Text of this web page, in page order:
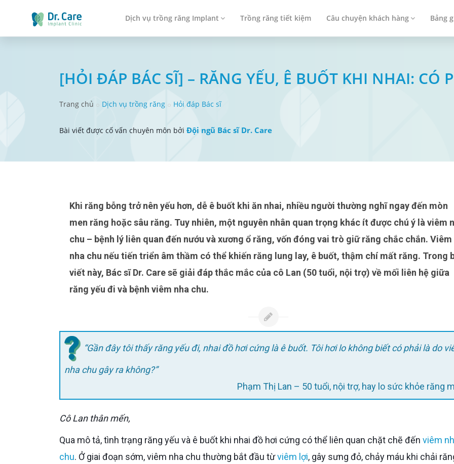
Dịch vụ trồng răng Implant Trồng răng tiết kiệm Câu chuyện khách hàng Bảng
[HỎI ĐÁP BÁC SĨ] – RĂNG YẾU, Ê BUỐT KHI NHAI: CÓ
Trang chủ Dịch vụ trồng răng Hỏi đáp Bác sĩ
Bài viết được cố vấn chuyên môn bởi Đội ngũ Bác sĩ Dr. Care
Khi răng bỗng trở nên yếu hơn, dễ ê buốt khi ăn nhai, nhiều người thường nghĩ ngay đến mòn
men răng hoặc sâu răng. Tuy nhiên, một nguyên nhân quan trọng khác ít được chú ý là viêm
chu – bệnh lý liên quan đến nướu và xương ổ răng, vốn đóng vai trò giữ răng chắc chắn. Viêm
nha chu nếu tiến triển âm thầm có thể khiến răng lung lay, ê buốt, thậm chí mất răng. Trong
viết này, Bác sĩ Dr. Care sẽ giải đáp thắc mắc của cô Lan (50 tuổi, nội trợ) về mối liên hệ giữa
răng yếu đi và bệnh viêm nha chu.
“Gần đây tôi thấy răng yếu đi, nhai đồ hơi cứng là ê buốt. Tôi hơi lo không biết có phải là do
nha chu gây ra không?”
Phạm Thị Lan – 50 tuổi, nội trợ, hay lo sức khỏe răng
Cô Lan thân mến,
Qua mô tả, tình trạng răng yếu và ê buốt khi nhai đồ hơi cứng có thể liên quan chặt chẽ đến viêm
chu. Ở giai đoạn sớm, viêm nha chu thường bắt đầu từviêm lợi, gây sưng đỏ, chảy máu khi chải